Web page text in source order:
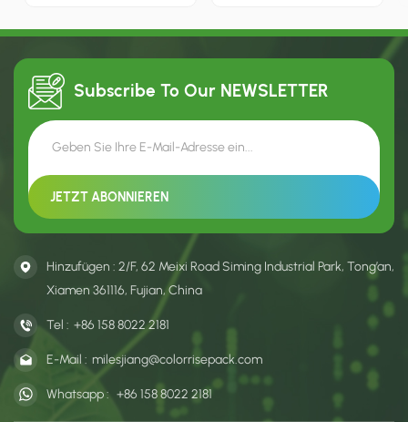
Becherherstellers, was
ist minimalistisch und
Subscribe To Our NEWSLETTER
Hinzufügen : 2/F, 62 Meixi Road Siming Industrial Park, Tong’an,
Xiamen 361116, Fujian, China
Tel : +86 158 8022 2181
E-Mail : milesjiang@colorrisepack.com
Whatsapp : +86 158 8022 2181